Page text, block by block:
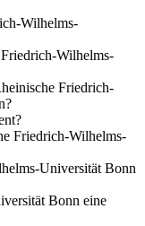
Wilhelms-
Wilhelms-
Friedrich-
Friedrich-Wilhelms-
Universität Bonn
Bonn eine